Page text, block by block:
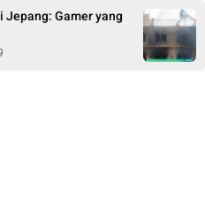
Jepang: Gamer yang